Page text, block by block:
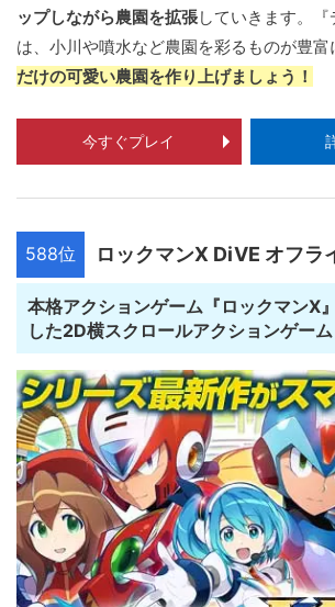
ップしながら農園を拡張していきます。『
は、小川や噴水など農園を彩るものが豊富
だけの可愛い農園を作り上げましょう！
今すぐプレイ
588位 ロックマンX DiVE オフラ
本格アクションゲーム『ロックマンX
した2D横スクロールアクションゲーム